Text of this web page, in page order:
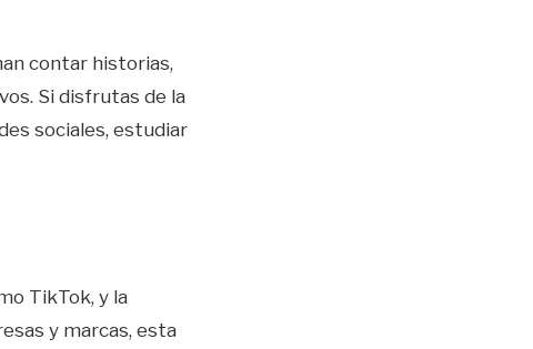
contar historias,
Si disfrutas de la
sociales, estudiar
TikTok, y la
y marcas, esta